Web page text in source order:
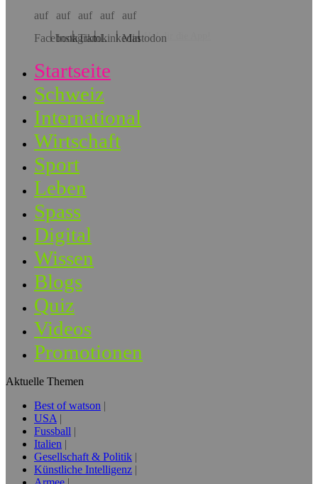
Hol dir die App!
Startseite
Schweiz
International
Wirtschaft
Sport
Leben
Spass
Digital
Wissen
Blogs
Quiz
Videos
Promotionen
Aktuelle Themen
Best of watson
USA
Fussball
Italien
Gesellschaft & Politik
Künstliche Intelligenz